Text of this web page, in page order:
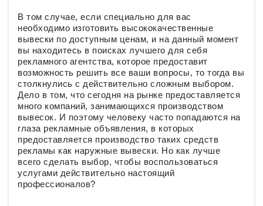
В том случае, если специально для вас
необходимо изготовить высококачественные
вывески по доступным ценам, и на данный момент
вы находитесь в поисках лучшего для себя
рекламного агентства, которое предоставит
возможность решить все ваши вопросы, то тогда вы
столкнулись с действительно сложным выбором.
Дело в том, что сегодня на рынке предоставляется
много компаний, занимающихся производством
вывесок. И поэтому человеку часто попадаются на
глаза рекламные объявления, в которых
предоставляется производство таких средств
рекламы как наружные вывески. Но как лучше
всего сделать выбор, чтобы воспользоваться
услугами действительно настоящий
профессионалов?